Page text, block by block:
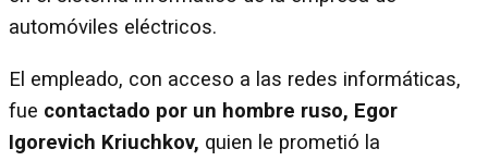
automóviles eléctricos.
El empleado, con acceso a las redes informáticas,
fue contactado por un hombre ruso, Egor
Igorevich Kriuchkov, quien le prometió la